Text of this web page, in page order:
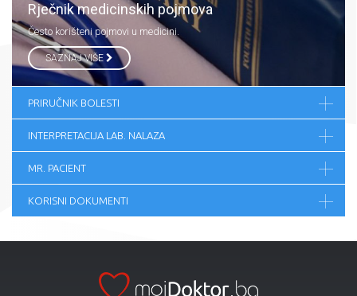
Rječnik medicinskih pojmova
Često korišteni pojmovi u medicini.
SAZNAJ VIŠE
PRIRUČNIK BOLESTI
INTERPRETACIJA LAB. NALAZA
MR. PACIENT
KORISNI DOKUMENTI